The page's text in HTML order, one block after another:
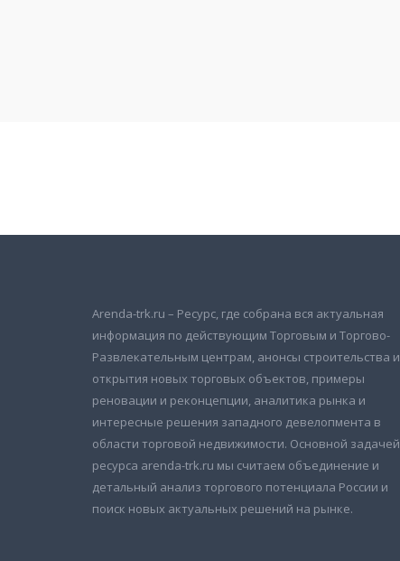
Arenda-trk.ru – Ресурс, где собрана вся актуальная
информация по действующим Торговым и Торгово-
Развлекательным центрам, анонсы строительства и
открытия новых торговых объектов, примеры
реновации и реконцепции, аналитика рынка и
интересные решения западного девелопмента в
области торговой недвижимости. Основной задачей
ресурса arenda-trk.ru мы считаем объединение и
детальный анализ торгового потенциала России и
поиск новых актуальных решений на рынке.